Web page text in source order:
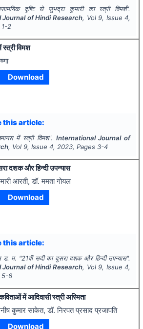
दृष्टि से सुभद्रा कुमारी का स्त्री विमर्श".
of Hindi Research, Vol 9, Issue4,
1-2
स्त्री विमश
Download
this article:
में स्त्री विमश". International Journal of
, Vol 9, Issue 4, 2023, Pages 3-4
दशक और हिन्दी उपन्यास
आरती, डॉ. ममता गोयल
Download
this article:
ड. म. "21वीं सदी का दूसरा दशक और हिन्दी उपन्यास".
of Hindi Research, Vol 9, Issue4,
5-6
में आदिवासी स्त्री अस्मिता
कुमार साकेत, डॉ. निरपत प्रसाद प्रजापति
Download